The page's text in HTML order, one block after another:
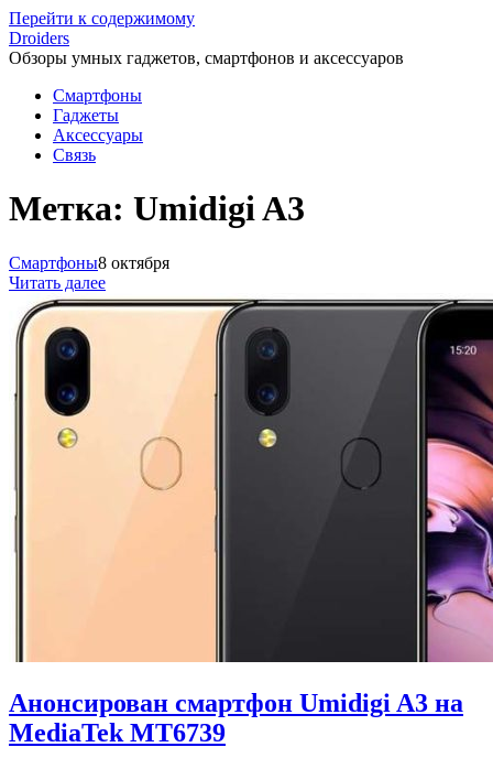
Перейти к содержимому
Droiders
Обзоры умных гаджетов, смартфонов и аксессуаров
Смартфоны
Гаджеты
Аксессуары
Связь
Метка: Umidigi A3
Смартфоны8 октября
Читать далее
Анонсирован смартфон Umidigi A3 на
MediaTek MT6739